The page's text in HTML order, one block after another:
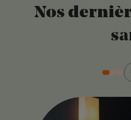
Nos